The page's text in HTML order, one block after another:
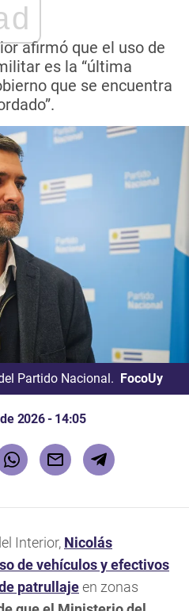
afirmó que el uso de
es la “última
que se encuentra
Partido Nacional. FocoUy
2026 - 14:05
Interior, Nicolás
de vehículos y efectivos
patrullajeen zonas